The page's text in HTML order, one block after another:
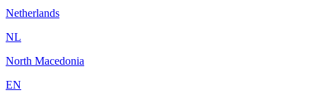
Netherlands
NL
North Macedonia
EN